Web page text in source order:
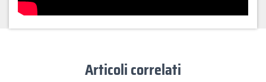
Articoli correlati